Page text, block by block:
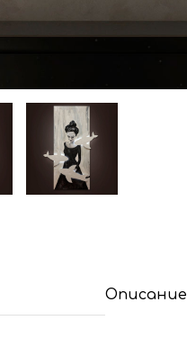
Описание